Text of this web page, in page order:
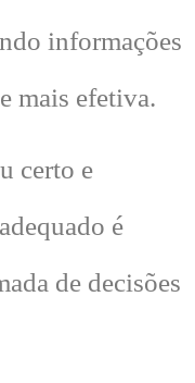
informações
mais efetiva.
certo e
é
de decisões